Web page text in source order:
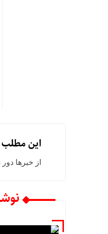
این مطلب
از خبرها دور